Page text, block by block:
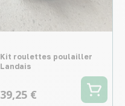
Kit roulettes poulailler
Landais
39,25 €